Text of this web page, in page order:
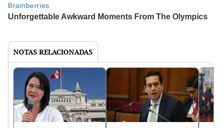
NOTAS RELACIONADAS